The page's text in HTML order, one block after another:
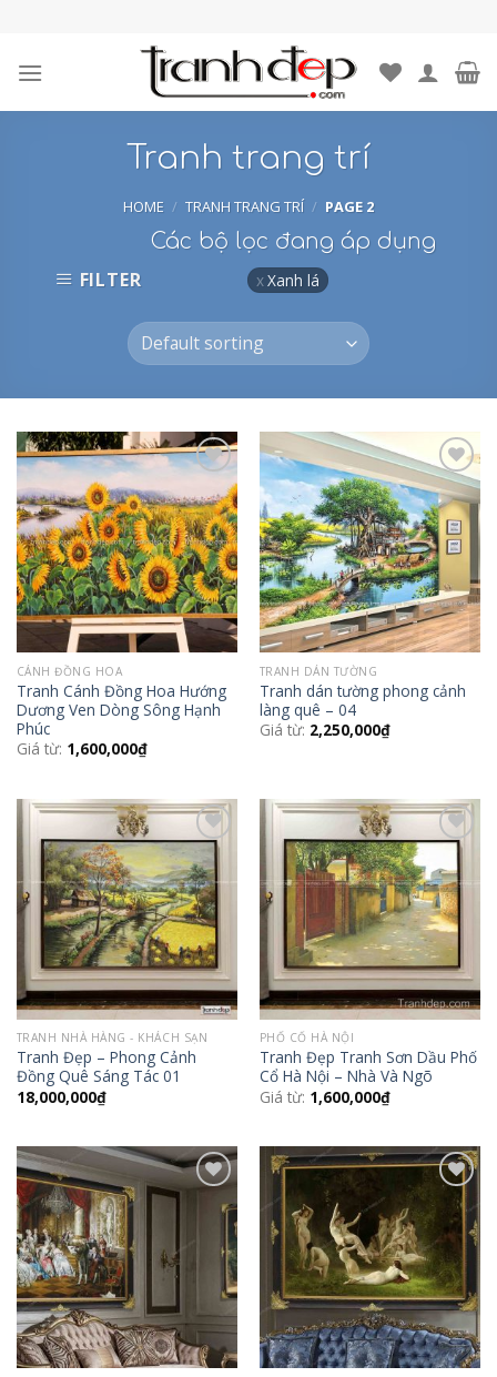
content
Tranh trang trí
HOME / TRANH TRANG TRÍ / PAGE 2
FILTER
Các bộ lọc đang áp dụng
Xanh lá
Wishlist
CÁNH ĐỒNG HOA
Tranh Cánh Đồng Hoa Hướng
Dương Ven Dòng Sông Hạnh
Phúc
Giá từ: 1,600,000₫
Add to
Wishlist
TRANH DÁN TƯỜNG
Tranh dán tường phong cảnh
làng quê – 04
Giá từ: 2,250,000₫
Add to
Wishlist
TRANH NHÀ HÀNG - KHÁCH SẠN
Tranh Đẹp – Phong Cảnh
Đồng Quê Sáng Tác 01
18,000,000₫
Wishlist
PHỐ CỔ HÀ NỘI
Tranh Đẹp Tranh Sơn Dầu Phố
Cổ Hà Nội – Nhà Và Ngõ
Giá từ: 1,600,000₫
Add to
Wishlist
Add to
Wishlist